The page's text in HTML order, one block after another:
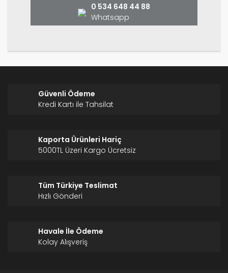
0 534 648 44 88
Whatsapp
Güvenli Ödeme
Kredi Kartı ile Tahsilat
Kaporta Ürünleri Hariç
5000TL Üzeri Kargo Ücretsiz
Tüm Türkiye Teslimat
Hızlı Gönderi
Havale İle Ödeme
Kolay Alışveriş